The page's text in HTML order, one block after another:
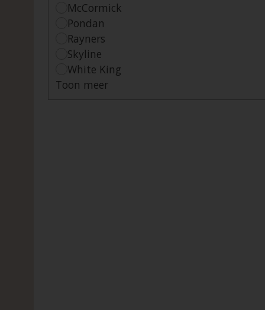
McCormick
Pondan
Rayners
Skyline
White King
Toon meer